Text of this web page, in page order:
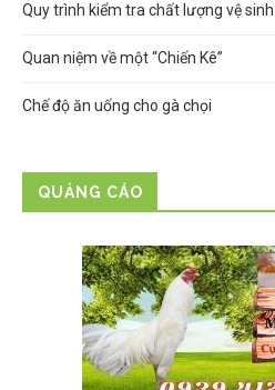
Quy trình kiểm tra chất lượng vệ
Quan niệm về một “Chiến Kê”
Chế độ ăn uống cho gà chọi
QUẢNG CÁO